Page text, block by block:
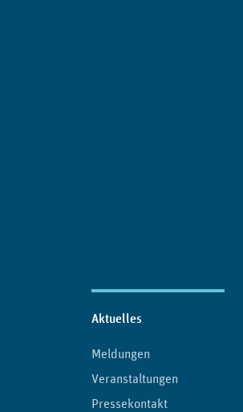
Aktuelles
Meldungen
Veranstaltungen
Pressekontakt